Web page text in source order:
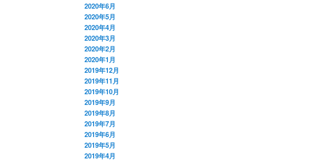
2020年6月
2020年5月
2020年4月
2020年3月
2020年2月
2020年1月
2019年12月
2019年11月
2019年10月
2019年9月
2019年8月
2019年7月
2019年6月
2019年5月
2019年4月